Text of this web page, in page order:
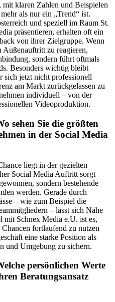
mit klaren Zahlen und Beispielen
als nur ein „Trend“ ist.
und speziell im Raum St.
präsentieren, erhalten oft ein
von ihrer Zielgruppe. Wenn
zu reagieren,
sondern führt oftmals
Besonders wichtig bleibt
sich jetzt nicht professionell
am Markt zurückgelassen zu
individuell – von der
Videoproduktion.
sehen Sie die größten
in der Social Media
liegt in der gezielten
Social Media Auftritt sorgt
sondern bestehende
werden. Gerade durch
– wie zum Beispiel die
– lässt sich Nähe
mit Schnex Media e.U. ist es,
fortlaufend zu nutzen
eine starke Position als
und Umgebung zu sichern.
persönlichen Werte
Beratungsansatz